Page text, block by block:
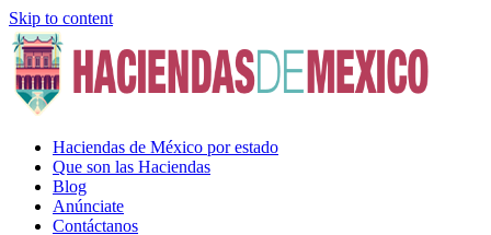
Skip to content
Haciendas de México por estado
Que son las Haciendas
Blog
Anúnciate
Contáctanos